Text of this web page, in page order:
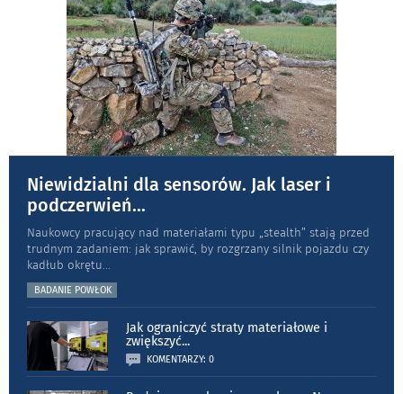
Niewidzialni dla sensorów. Jak laser i
podczerwień...
Naukowcy pracujący nad materiałami typu „stea­lth” stają przed
trudnym zadaniem: jak sprawić, by rozgrzany silnik pojazdu czy
kadłub okrętu...
BADANIE POWŁOK
Jak ograniczyć straty materiałowe i
zwiększyć...
KOMENTARZY: 0